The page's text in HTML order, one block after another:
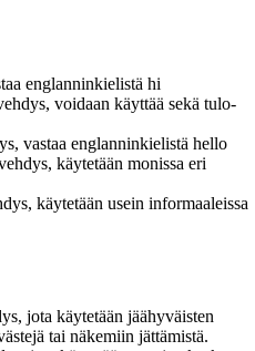
englanninkielistä hi
voidaan käyttää sekä tulo-
vastaa englanninkielistä hello
käytetään monissa eri
käytetään usein informaaleissa
jota käytetään jäähyväisten
tai näkemiin jättämistä.